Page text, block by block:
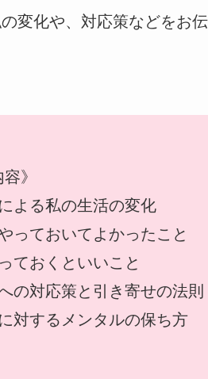
変化や、対応策などをお伝
》
よる私の生活の変化
っておいてよかったこと
ておくといいこと
の対応策と引き寄せの法則
対するメンタルの保ち方